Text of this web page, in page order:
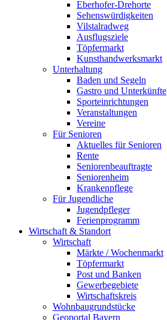
Eberhofer-Drehorte
Sehenswürdigkeiten
Vilstalradweg
Ausflugsziele
Töpfermarkt
Kunsthandwerksmarkt
Unterhaltung
Baden und Segeln
Gastro und Unterkünfte
Sporteinrichtungen
Veranstaltungen
Vereine
Für Senioren
Aktuelles für Senioren
Rente
Seniorenbeauftragte
Seniorenheim
Krankenpflege
Für Jugendliche
Jugendpfleger
Ferienprogramm
Wirtschaft & Standort
Wirtschaft
Märkte / Wochenmarkt
Töpfermarkt
Post und Banken
Gewerbegebiete
Wirtschaftskreis
Wohnbaugrundstücke
Geoportal Bayern